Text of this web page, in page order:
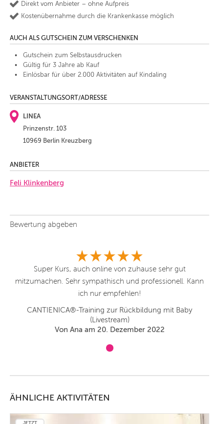
Direkt vom Anbieter – ohne Aufpreis
Kostenübernahme durch die Krankenkasse möglich
AUCH ALS GUTSCHEIN ZUM VERSCHENKEN
Gutschein zum Selbstausdrucken
Gültig für 3 Jahre ab Kauf
Einlösbar für über 2.000 Aktivitäten auf Kindaling
VERANSTALTUNGSORT/ADRESSE
LINEA
Prinzenstr. 103
10969 Berlin Kreuzberg
ANBIETER
Feli Klinkenberg
Bewertung abgeben
Super Kurs, auch online von zuhause sehr gut
mitzumachen. Sehr sympathisch und professionell. Kann
ich nur empfehlen!
CANTIENICA®-Training zur Rückbildung mit Baby
(Livestream)
Von Ana am 20. Dezember 2022
ÄHNLICHE AKTIVITÄTEN